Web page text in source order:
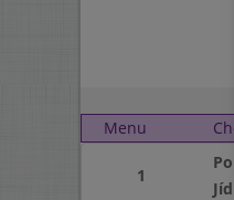
Menu
1